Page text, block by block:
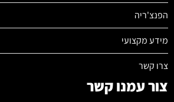
הפנצ'ריה
מידע מקצועי
צרו קשר
צור עמנו קשר